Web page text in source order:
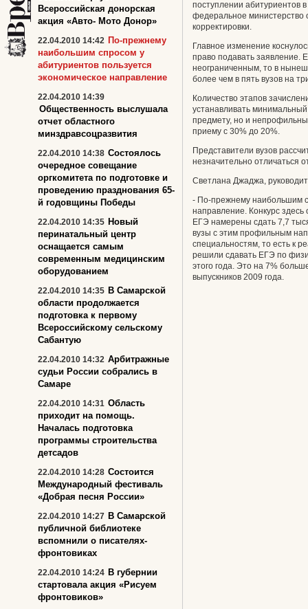
поступлении абитуриентов
федеральное министерство
корректировки.
Главное изменение
право подавать заявление.
неограниченным, то в
более чем в пять вузов на
Количество этапов
устанавливать
предмету, но и
приему с 30% до 20%.
Представители вузов
незначительно отличаться
Светлана Джаджа,
- По-прежнему наибольшим
направление. Конкурс
ЕГЭ намерены сдать 7,7
вузы с этим профильным
специальностям, то есть к
решили сдавать ЕГЭ по
этого года. Это на 7%
выпускников 2009 года.
Всероссийская донорская
акция «Авто- Мото Донор»
22.04.2010 14:42 По-прежнему
наибольшим спросом у
абитуриентов пользуется
экономическое направление
22.04.2010 14:39
Общественность выслушала
отчет областного
минздравсоцразвития
22.04.2010 14:38 Состоялось
очередное совещание
оргкомитета по подготовке и
проведению празднования 65-
й годовщины Победы
22.04.2010 14:35 Новый
перинатальный центр
оснащается самым
современным медицинским
оборудованием
22.04.2010 14:35 В Самарской
области продолжается
подготовка к первому
Всероссийскому сельскому
Сабантую
22.04.2010 14:32 Арбитражные
судьи России собрались в
Самаре
22.04.2010 14:31 Область
приходит на помощь.
Началась подготовка
программы строительства
детсадов
22.04.2010 14:28 Состоится
Международный фестиваль
«Добрая песня России»
22.04.2010 14:27 В Самарской
публичной библиотеке
вспомнили о писателях-
фронтовиках
22.04.2010 14:24 В губернии
стартовала акция «Рисуем
фронтовиков»